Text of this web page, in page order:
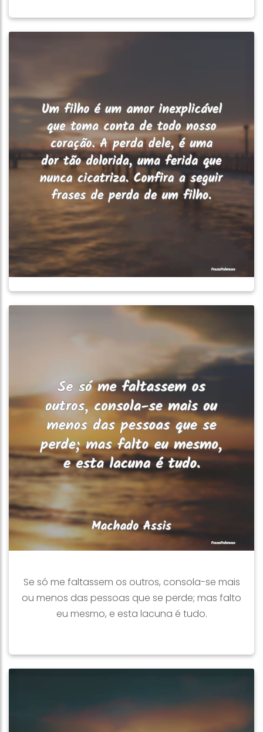
Se só me faltassem os outros, consola-se mais
ou menos das pessoas que se perde; mas falto
eu mesmo, e esta lacuna é tudo.